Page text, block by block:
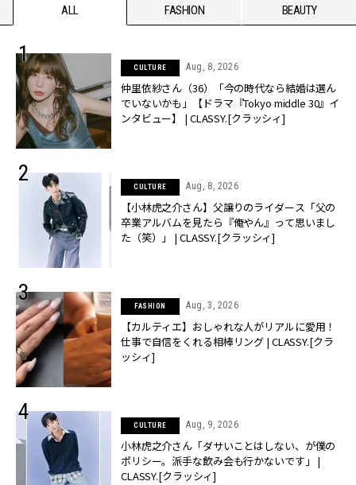
ALL FASHION BEAUTY
CULTURE Aug, 8, 2026
仲里依紗さん（36）「今の時代なら結婚は選ん
でいないかも」【ドラマ『Tokyo middle 30』イ
ンタビュー】 | CLASSY.[クラッシィ]
CULTURE Aug, 8, 2026
【小林虎之介さん】父譲りのライダース「父の
卒業アルバムを見たら『俺やん』って思いまし
た（笑）」 | CLASSY.[クラッシィ]
FASHION Aug, 3, 2026
【カルティエ】おしゃれな人がリアルに愛用！
仕事で自信をくれる相棒リング | CLASSY.[クラ
ッシィ]
CULTURE Aug, 9, 2026
小林虎之介さん「ダサいことはしない、が僕の
ポリシー。派手な飲み会も行かないです」 |
CLASSY.[クラッシィ]